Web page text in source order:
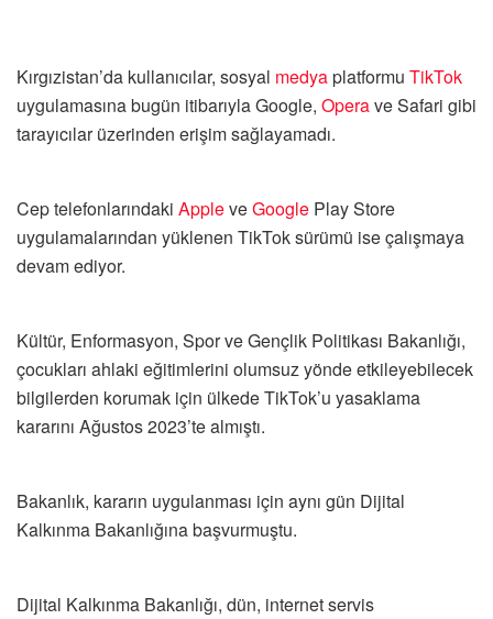
Kırgızistan’da kullanıcılar, sosyal medyaplatformu TikTok
uygulamasına bugün itibarıyla Google, Operave Safari gibi
tarayıcılar üzerinden erişim sağlayamadı.
Cep telefonlarındaki AppleveGoogle Play Store
uygulamalarından yüklenen TikTok sürümü ise çalışmaya
devam ediyor.
Kültür, Enformasyon, Spor ve Gençlik Politikası Bakanlığı,
çocukları ahlaki eğitimlerini olumsuz yönde etkileyebilecek
bilgilerden korumak için ülkede TikTok’u yasaklama
kararını Ağustos 2023’te almıştı.
Bakanlık, kararın uygulanması için aynı gün Dijital
Kalkınma Bakanlığına başvurmuştu.
Dijital Kalkınma Bakanlığı, dün, internet servis